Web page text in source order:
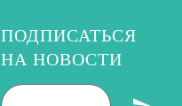
ПОДПИСАТЬСЯ
НА НОВОСТИ